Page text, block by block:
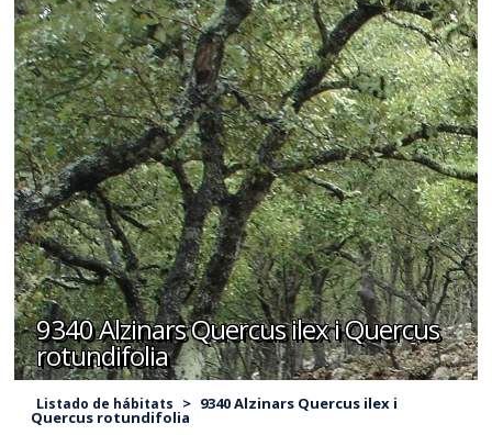
9340 Alzinars Quercus ilex i Quercus
rotundifolia
Listado de hábitats > 9340 Alzinars Quercus ilex i
Quercus rotundifolia